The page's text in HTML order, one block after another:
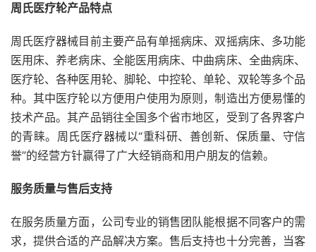
周氏医疗轮产品特点
周氏医疗器械目前主要产品有单摇病床、双摇病床、多功能
医用床、养老病床、全能医用病床、中曲病床、全曲病床、
医疗轮、各种医用轮、脚轮、中控轮、单轮、双轮等多个品
种。其中医疗轮以方便用户使用为原则，制造出方便易懂的
技术产品。其产品销往全国多个省市地区，受到了各界客户
的青睐。周氏医疗器械以“重科研、善创新、保质量、守信
誉”的经营方针赢得了广大经销商和用户朋友的信赖。
服务质量与售后支持
在服务质量方面，公司专业的销售团队能根据不同客户的需
求，提供合适的产品解决方案。售后支持也十分完善，当客